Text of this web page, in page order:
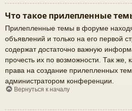
Что такое прилепленные
Прилепленные темы в форуме
объявлений и только на его первой
содержат достаточно важную
прочесть их по возможности. Так же,
права на создание прилепленных
администратором конференции.
Вернуться к началу